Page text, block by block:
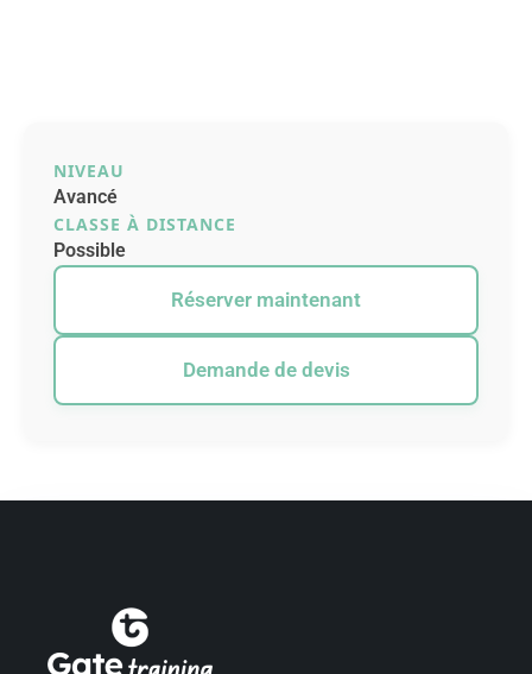
NIVEAU
Avancé
CLASSE À DISTANCE
Possible
Réserver maintenant
Demande de devis